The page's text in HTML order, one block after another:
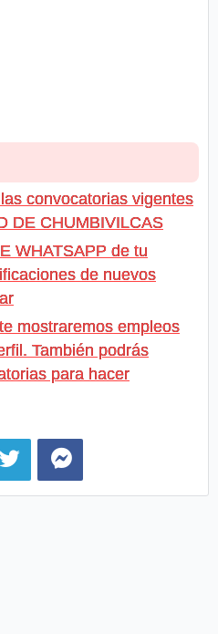
convocatorias vigentes
DE CHUMBIVILCAS
WHATSAPP de tu
de nuevos
mostraremos empleos
También podrás
para hacer